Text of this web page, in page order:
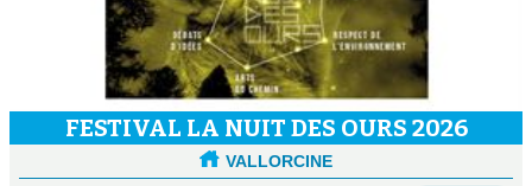
FESTIVAL LA NUIT DES OURS 2026
VALLORCINE